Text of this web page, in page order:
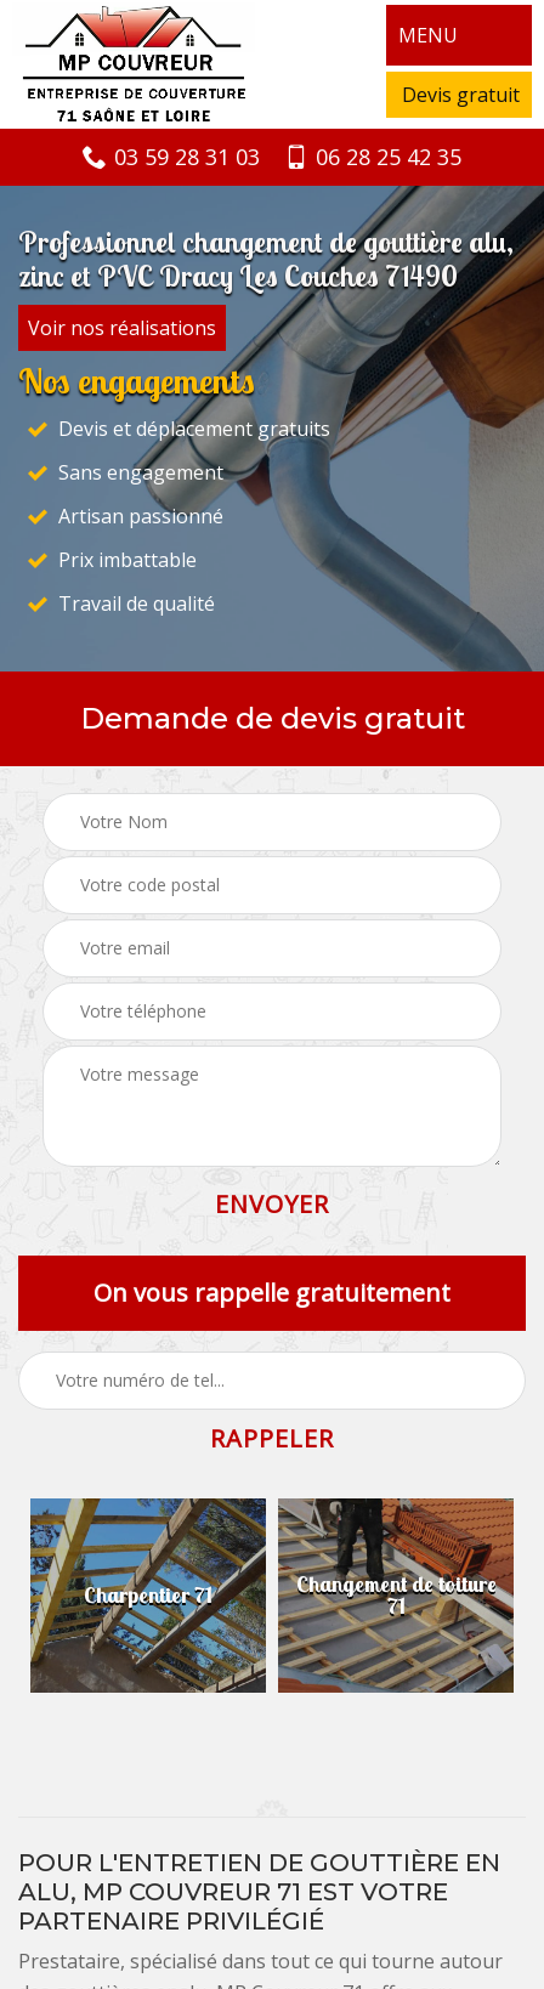
MENU
Devis gratuit
03 59 28 31 03 06 28 25 42 35
Professionnel changement de gouttière alu,
zinc et PVC Dracy Les Couches 71490
Voir nos réalisations
Nos engagements
Devis et déplacement gratuits
Sans engagement
Artisan passionné
Prix imbattable
Travail de qualité
Demande de devis gratuit
On vous rappelle gratuitement
Charpentier 71 Changement de toiture
71
POUR L'ENTRETIEN DE GOUTTIÈRE EN
ALU, MP COUVREUR 71 EST VOTRE
PARTENAIRE PRIVILÉGIÉ
Prestataire, spécialisé dans tout ce qui tourne autour